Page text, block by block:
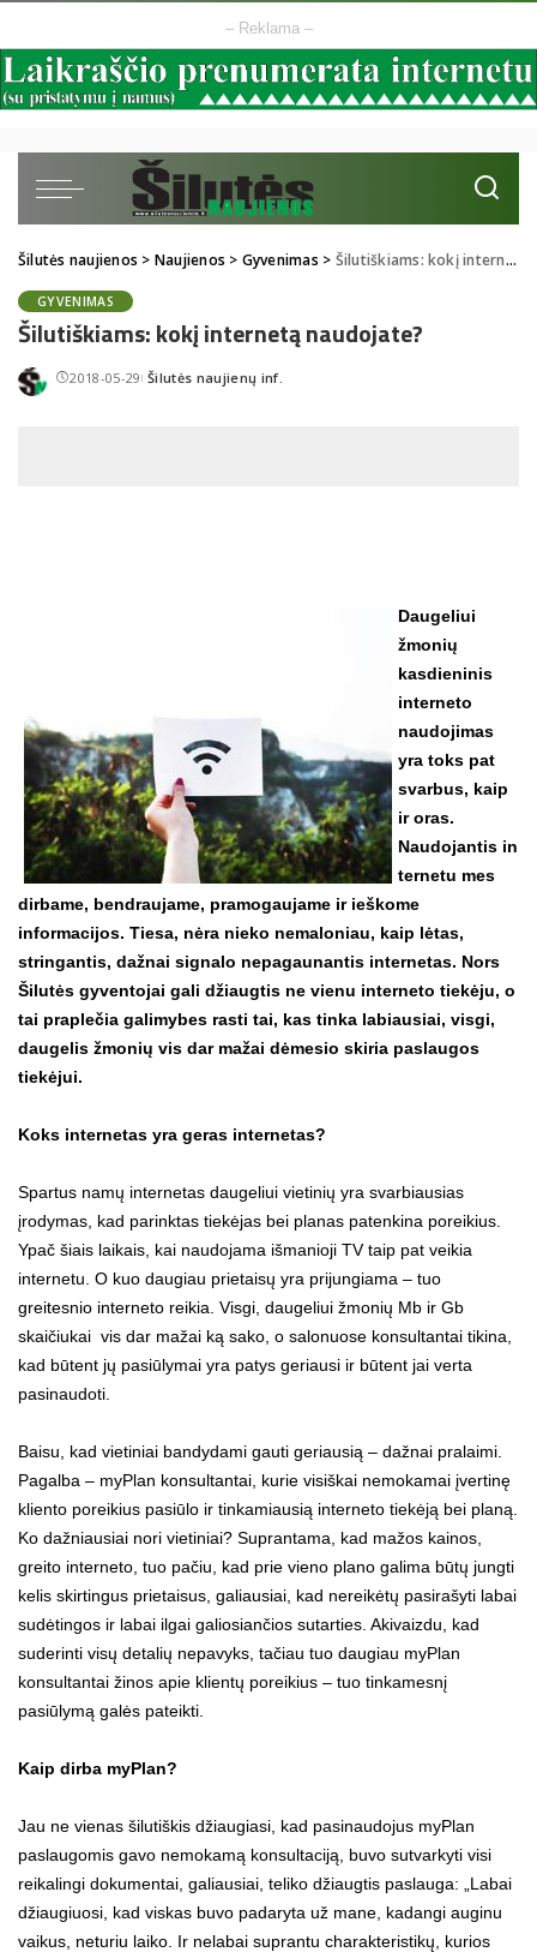
– Reklama –
Šilutės naujienos > Naujienos > Gyvenimas > Šilutiškiams: kokį internetą naudojate?
GYVENIMAS
Šilutiškiams: kokį internetą naudojate?
2018-05-29Posted
Šilutės naujienų inf.
Daugeliui
žmonių
kasdieninis
interneto
naudojimas
yra toks pat
svarbus, kaip
ir oras.
Naudojantis in
ternetu mes
dirbame, bendraujame, pramogaujame ir ieškome
informacijos. Tiesa, nėra nieko nemaloniau, kaip lėtas,
stringantis, dažnai signalo nepagaunantis internetas. Nors
Šilutės gyventojai gali džiaugtis ne vienu interneto tiekėju, o
tai praplečia galimybes rasti tai, kas tinka labiausiai, visgi,
daugelis žmonių vis dar mažai dėmesio skiria paslaugos
tiekėjui.
Koks internetas yra geras internetas?
Spartus namų internetas daugeliui vietinių yra svarbiausias
įrodymas, kad parinktas tiekėjas bei planas patenkina poreikius.
Ypač šiais laikais, kai naudojama išmanioji TVtaip pat veikia
internetu. O kuo daugiau prietaisų yra prijungiama – tuo
greitesnio interneto reikia. Visgi, daugeliui žmonių Mb ir Gb
skaičiukai vis dar mažai ką sako, o salonuose konsultantai tikina,
kad būtent jų pasiūlymai yra patys geriausi ir būtent jai verta
pasinaudoti.
Baisu, kad vietiniai bandydami gauti geriausią – dažnai pralaimi.
Pagalba – myPlan konsultantai, kurie visiškai nemokamai įvertinę
kliento poreikius pasiūlo ir tinkamiausią interneto tiekėją bei planą.
Ko dažniausiai nori vietiniai? Suprantama, kad mažos kainos,
greito interneto, tuo pačiu, kad prie vieno plano galima būtų jungti
kelis skirtingus prietaisus, galiausiai, kad nereikėtų pasirašyti labai
sudėtingos ir labai ilgai galiosiančios sutarties. Akivaizdu, kad
suderinti visų detalių nepavyks, tačiau tuo daugiau myPlan
konsultantai žinos apie klientų poreikius – tuo tinkamesnį
pasiūlymą galės pateikti.
Kaip dirba myPlan?
Jau ne vienas šilutiškis džiaugiasi, kad pasinaudojus myPlan
paslaugomis gavo nemokamą konsultaciją, buvo sutvarkyti visi
reikalingi dokumentai, galiausiai, teliko džiaugtis paslauga: „Labai
džiaugiuosi, kad viskas buvo padaryta už mane, kadangi auginu
vaikus, neturiu laiko. Ir nelabai suprantu charakteristikų, kurios